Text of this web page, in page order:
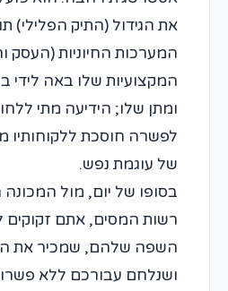
את הגידול (התיק הפלילי)
המערכות החיוניות
המקצועיות שלו באה לידי
ומתן שלו; הידיעה מתי
לפשרה חוסכת ללקוחותיו
של עוגמת נפש.
בסופו של יום, מול
רשות המסים, אתם
השפה שלהם, שמכיר את
ושנלחם עבורכם ללא